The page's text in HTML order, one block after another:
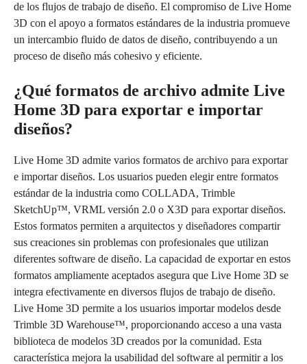
de los flujos de trabajo de diseño. El compromiso de Live Home
3D con el apoyo a formatos estándares de la industria promueve
un intercambio fluido de datos de diseño, contribuyendo a un
proceso de diseño más cohesivo y eficiente.
¿Qué formatos de archivo admite Live
Home 3D para exportar e importar
diseños?
Live Home 3D admite varios formatos de archivo para exportar
e importar diseños. Los usuarios pueden elegir entre formatos
estándar de la industria como COLLADA, Trimble
SketchUp™, VRML versión 2.0 o X3D para exportar diseños.
Estos formatos permiten a arquitectos y diseñadores compartir
sus creaciones sin problemas con profesionales que utilizan
diferentes software de diseño. La capacidad de exportar en estos
formatos ampliamente aceptados asegura que Live Home 3D se
integra efectivamente en diversos flujos de trabajo de diseño.
Live Home 3D permite a los usuarios importar modelos desde
Trimble 3D Warehouse™, proporcionando acceso a una vasta
biblioteca de modelos 3D creados por la comunidad. Esta
característica mejora la usabilidad del software al permitir a los